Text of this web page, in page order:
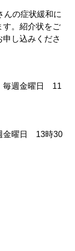
んの症状緩和に
す。紹介状をご
し込みくださ
毎週金曜日 11
金曜日 13時30